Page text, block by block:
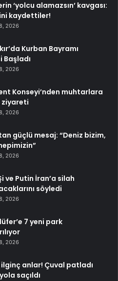
‘yolcu alamazsın’ kavgası:
kaydettiler!
2026
Kurban Bayramı
Başladı
2026
Konseyi’nden muhtarlara
ziyareti
2026
güçlü mesaj: “Deniz bizim,
2026
ve Putin İran’a silah
söyledi
2026
7 yeni park
2026
anlar! Çuval patladı
saçıldı